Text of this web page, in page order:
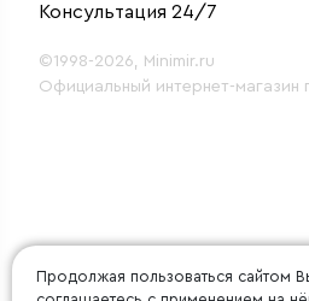
Консультация 24/7
©1998-2026, Minimir.ru
Официальный интернет-магазин
Продолжая пользоваться сайтом